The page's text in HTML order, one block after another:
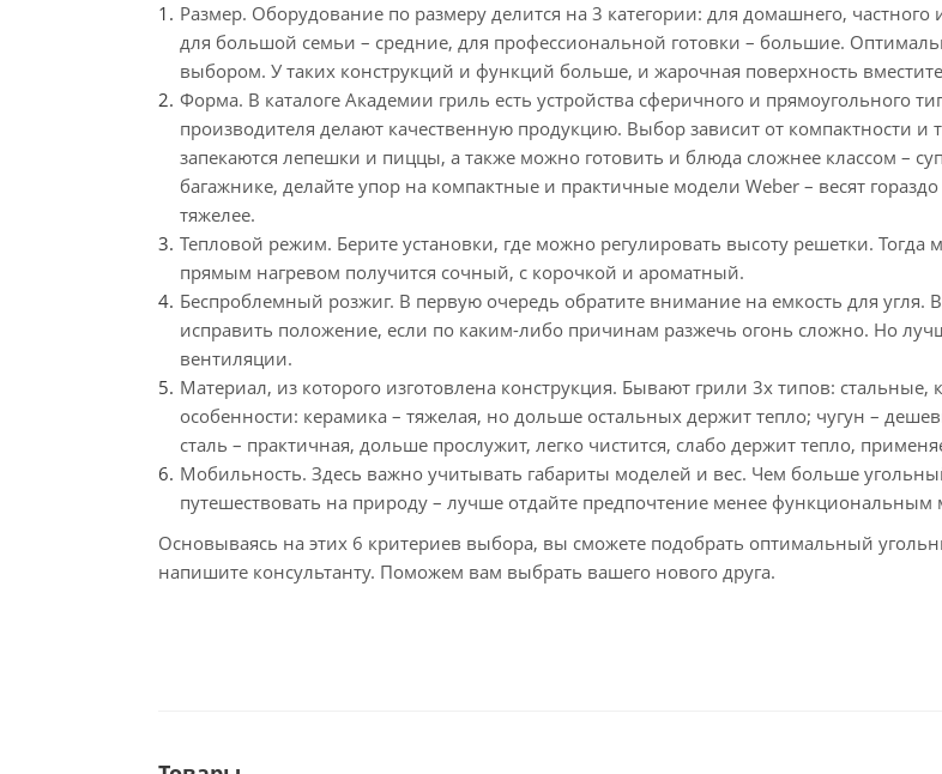
Размер. Оборудование по размеру делится на 3 категории: для домашнего,
для большой семьи – средние, для профессиональной готовки – большие.
выбором. У таких конструкций и функций больше, и жарочная поверхность
Форма. В каталоге Академии гриль есть устройства сферичного и прямоугольного
производителя делают качественную продукцию. Выбор зависит от компактности и
запекаются лепешки и пиццы, а также можно готовить и блюда сложнее классом –
багажнике, делайте упор на компактные и практичные модели Weber – весят
тяжелее.
Тепловой режим. Берите установки, где можно регулировать высоту решетки.
прямым нагревом получится сочный, с корочкой и ароматный.
Беспроблемный розжиг. В первую очередь обратите внимание на емкость для угля.
исправить положение, если по каким-либо причинам разжечь огонь сложно. Но
вентиляции.
Материал, из которого изготовлена конструкция. Бывают грили 3х типов:
особенности: керамика – тяжелая, но дольше остальных держит тепло; чугун –
сталь – практичная, дольше прослужит, легко чистится, слабо держит тепло,
Мобильность. Здесь важно учитывать габариты моделей и вес. Чем больше
путешествовать на природу – лучше отдайте предпочтение менее
Основываясь на этих 6 критериев выбора, вы сможете подобрать оптимальный
напишите консультанту. Поможем вам выбрать вашего нового друга.